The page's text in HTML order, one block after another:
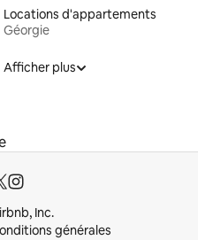
Locations d'appartements
Géorgie
Afficher plus
Inc.
générales